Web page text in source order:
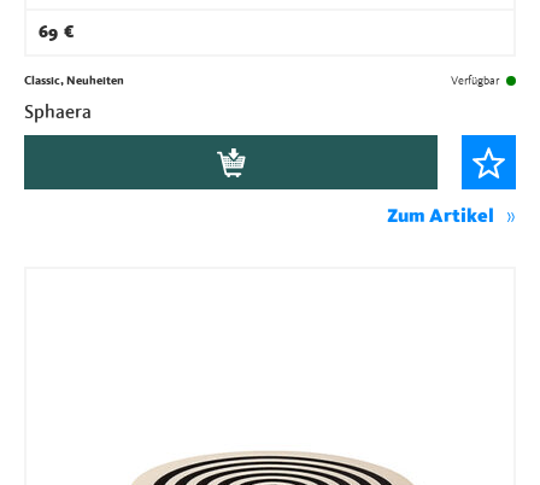
69 €
Classic, Neuheiten Verfügbar
Sphaera
Zum Artikel